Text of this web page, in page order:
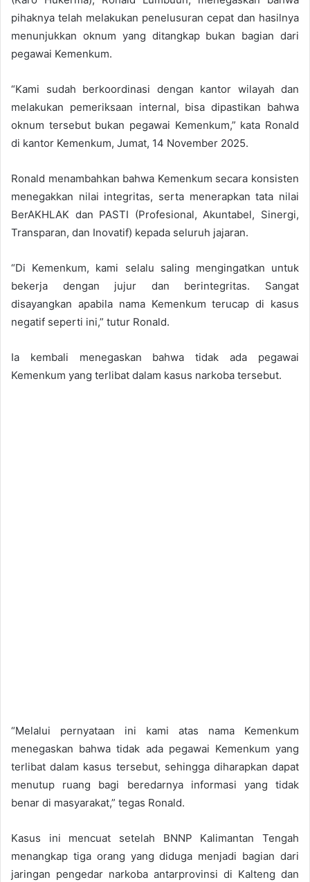
pihaknya telah melakukan penelusuran cepat dan hasilnya
menunjukkan oknum yang ditangkap bukan bagian dari
pegawai Kemenkum.
“Kami sudah berkoordinasi dengan kantor wilayah dan
melakukan pemeriksaan internal, bisa dipastikan bahwa
oknum tersebut bukan pegawai Kemenkum,” kata Ronald
di kantor Kemenkum, Jumat, 14 November 2025.
Ronald menambahkan bahwa Kemenkum secara konsisten
menegakkan nilai integritas, serta menerapkan tata nilai
BerAKHLAK dan PASTI (Profesional, Akuntabel, Sinergi,
Transparan, dan Inovatif) kepada seluruh jajaran.
“Di Kemenkum, kami selalu saling mengingatkan untuk
bekerja dengan jujur dan berintegritas. Sangat
disayangkan apabila nama Kemenkum terucap di kasus
negatif seperti ini,” tutur Ronald.
Ia kembali menegaskan bahwa tidak ada pegawai
Kemenkum yang terlibat dalam kasus narkoba tersebut.
“Melalui pernyataan ini kami atas nama Kemenkum
menegaskan bahwa tidak ada pegawai Kemenkum yang
terlibat dalam kasus tersebut, sehingga diharapkan dapat
menutup ruang bagi beredarnya informasi yang tidak
benar di masyarakat,” tegas Ronald.
Kasus ini mencuat setelah BNNP Kalimantan Tengah
menangkap tiga orang yang diduga menjadi bagian dari
jaringan pengedar narkoba antarprovinsi di Kalteng dan